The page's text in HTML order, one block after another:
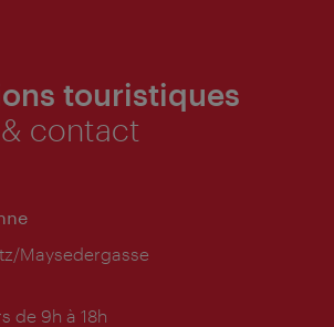
touristiques
contact
Maysedergasse
de 9h à 18h